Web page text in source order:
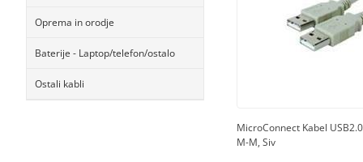
Oprema in orodje
Baterije - Laptop/telefon/ostalo
Ostali kabli
MicroConnect Kabel
M-M, Siv